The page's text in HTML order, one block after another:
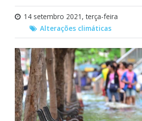
14 setembro 2021, terça-feira
Alterações climáticas